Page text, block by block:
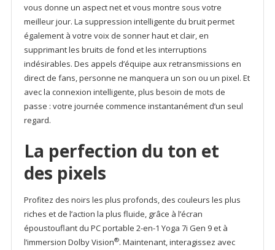
vous donne un aspect net et vous montre sous votre
meilleur jour. La suppression intelligente du bruit permet
également à votre voix de sonner haut et clair, en
supprimant les bruits de fond et les interruptions
indésirables. Des appels d’équipe aux retransmissions en
direct de fans, personne ne manquera un son ou un pixel. Et
avec la connexion intelligente, plus besoin de mots de
passe : votre journée commence instantanément d’un seul
regard.
La perfection du ton et
des pixels
Profitez des noirs les plus profonds, des couleurs les plus
riches et de l’action la plus fluide, grâce à l’écran
époustouflant du PC portable 2-en-1 Yoga 7i Gen 9 et à
l’immersion Dolby Vision®. Maintenant, interagissez avec